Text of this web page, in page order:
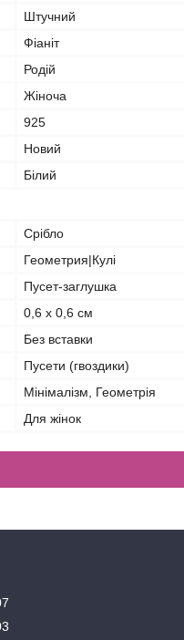
Штучний
Фіаніт
Родій
Жіноча
925
Новий
Білий
Срібло
Геометрия|Кулі
Пусет-заглушка
0,6 x 0,6 см
Без вставки
Пусети (гвоздики)
Мінімалізм, Геометрія
Для жінок